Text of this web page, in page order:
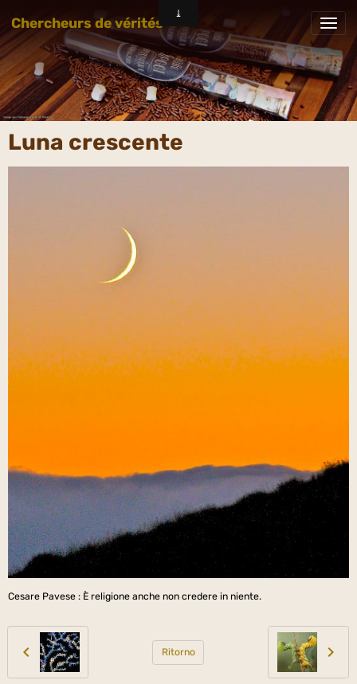
Chercheurs de vérités
Luna crescente
Cesare Pavese : È religione anche non credere in niente.
Ritorno